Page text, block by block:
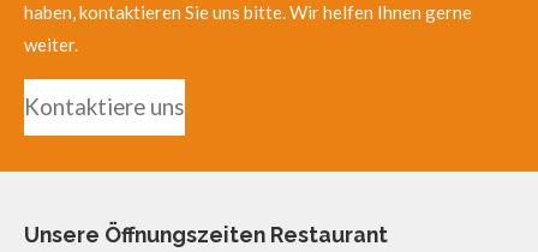
haben, kontaktieren Sie uns bitte. Wir helfen Ihnen gerne
weiter.
Kontaktiere uns
Unsere Öffnungszeiten Restaurant